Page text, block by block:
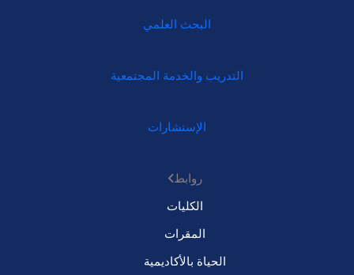
البحث العلمي
التدريب والخدمة المجتمعية
الإستشارات
روابط
الكليات
المقرات
الحياة بالأكاديمية